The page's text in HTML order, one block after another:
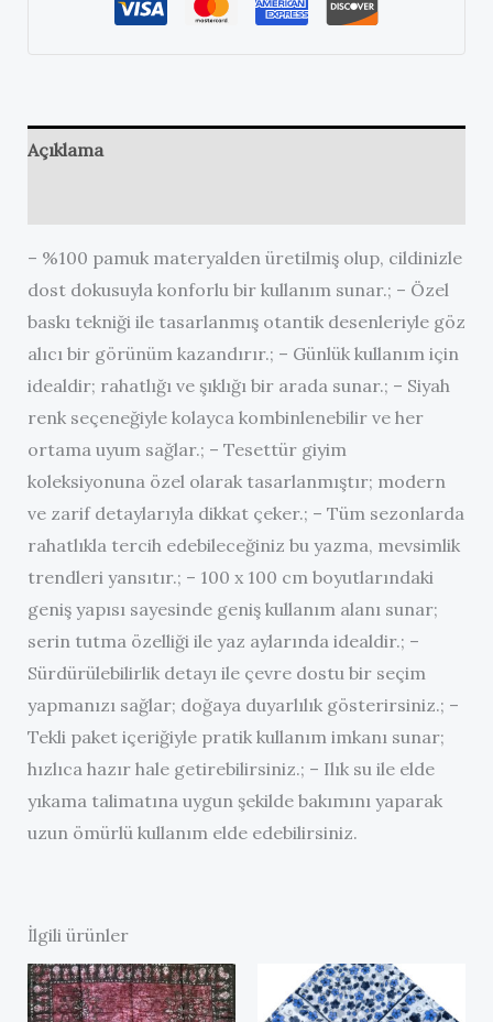
Açıklama
– %100 pamuk materyalden üretilmiş olup, cildinizle
dost dokusuyla konforlu bir kullanım sunar.; – Özel
baskı tekniği ile tasarlanmış otantik desenleriyle göz
alıcı bir görünüm kazandırır.; – Günlük kullanım için
idealdir; rahatlığı ve şıklığı bir arada sunar.; – Siyah
renk seçeneğiyle kolayca kombinlenebilir ve her
ortama uyum sağlar.; – Tesettür giyim
koleksiyonuna özel olarak tasarlanmıştır; modern
ve zarif detaylarıyla dikkat çeker.; – Tüm sezonlarda
rahatlıkla tercih edebileceğiniz bu yazma, mevsimlik
trendleri yansıtır.; – 100 x 100 cm boyutlarındaki
geniş yapısı sayesinde geniş kullanım alanı sunar;
serin tutma özelliği ile yaz aylarında idealdir.; –
Sürdürülebilirlik detayı ile çevre dostu bir seçim
yapmanızı sağlar; doğaya duyarlılık gösterirsiniz.; –
Tekli paket içeriğiyle pratik kullanım imkanı sunar;
hızlıca hazır hale getirebilirsiniz.; – Ilık su ile elde
yıkama talimatına uygun şekilde bakımını yaparak
uzun ömürlü kullanım elde edebilirsiniz.
İlgili ürünler